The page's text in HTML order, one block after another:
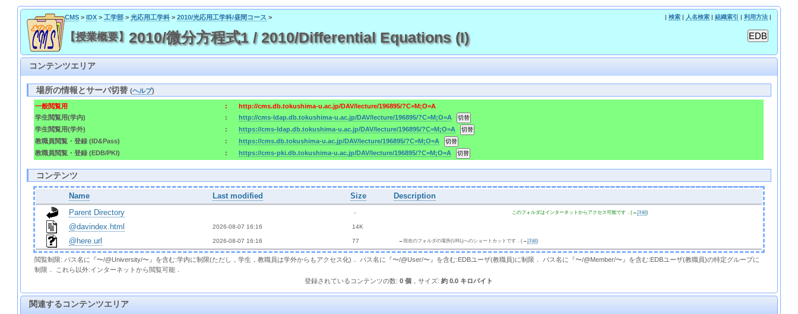
CMS> IDX> 工学部> 光応用工学科> 2010/光応用工学科/昼間コース > | 検索| 人名検索| 組織索引 | 利用方法|
【授業概要】 2010/微分方程式1 / 2010/Differential Equations (I)
コンテンツエリア
場所の情報とサーバ切替(ヘルプ)
一般閲覧用 :
http://cms.db.tokushima-u.ac.jp/DAV/lecture/196895/?C=M;O=A
学生閲覧用(学内)
:
http://cms-ldap.db.tokushima-u.ac.jp/DAV/lecture/196895/?C=M;O=A
学生閲覧用(学外)
:
https://cms-ldap.db.tokushima-u.ac.jp/DAV/lecture/196895/?C=M;O=A
教職員閲覧・登録 (ID&Pass)
:
https://cms.db.tokushima-u.ac.jp/DAV/lecture/196895/?C=M;O=A
教職員閲覧・登録 (EDB/PKI)
: https://cms-pki.db.tokushima-u.ac.jp/DAV/lecture/196895/?C=M;O=A
コンテンツ
Name Last modified Size
Description
Parent Directory
  -
このフォルダはインターネットからアクセス可能です．(→詳細)
@davindex.html 2026-08-07 16:16 14K
@here.url 2026-08-07 16:16 77 ←現在のフォルダの場所(URL)へのショートカットです．(→詳細)
閲覧制限: パス名に『〜/@University/〜』を含む:学内に制限(ただし，学生，教職員は学外からもアクセス化)． パス名に『〜/@User/〜』を含む:EDBユーザ(教職員)に制限． パス名に『〜/@Member/〜』を含む:EDBユーザ(教職員)の特定グループに
制限． これら以外:インターネットから閲覧可能．
登録されているコンテンツの数:0 個 ，サイズ:約 0.0 キロバイト
関連するコンテンツエリア